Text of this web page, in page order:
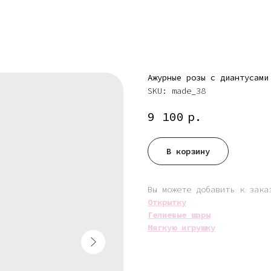
Ажурные розы с диантусами
SKU: made_38
9 100 р.
В корзину
Вы можете добавить к
Открытку
Гелиевые шары
Мягкую игрушку